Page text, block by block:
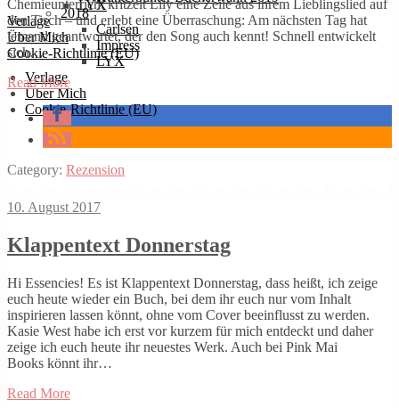
LYX
Verlage
Über Mich
Cookie-Richtlinie (EU)
2018
Carlsen
Impress
LYX
Verlage
Über Mich
Cookie-Richtlinie (EU)
Chemieunterricht kritzelt Lily eine Zeile aus ihrem Lieblingslied auf
den Tisch – und erlebt eine Überraschung: Am nächsten Tag hat
jemand geantwortet, der den Song auch kennt! Schnell entwickelt
sich…
Read More
Category: Rezension
10. August 2017
Klappentext Donnerstag
Hi Essencies! Es ist Klappentext Donnerstag, dass heißt, ich zeige
euch heute wieder ein Buch, bei dem ihr euch nur vom Inhalt
inspirieren lassen könnt, ohne vom Cover beeinflusst zu werden.
Kasie West habe ich erst vor kurzem für mich entdeckt und daher
zeige ich euch heute ihr neuestes Werk. Auch bei Pink Mai
Books könnt ihr…
Read More